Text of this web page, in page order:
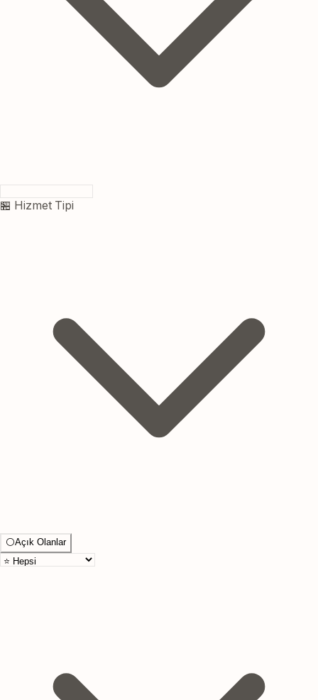
🏪 Hizmet Tipi
⚪Açık Olanlar